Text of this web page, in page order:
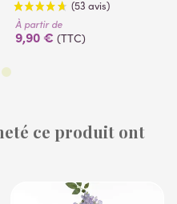
À partir de
9,90 € (TTC)
ce produit ont